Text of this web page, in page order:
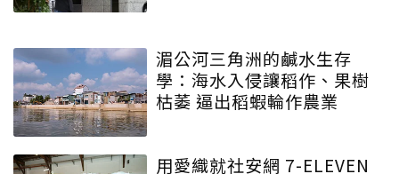
湄公河三角洲的鹹水生存
學：海水入侵讓稻作、果樹
枯萎 逼出稻蝦輪作農業
用愛織就社安網 7-ELEVEN